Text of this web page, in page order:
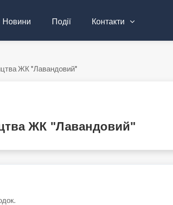
Новини Події Контакти
ЖК "Лавандовий"
ЖК "Лавандовий"